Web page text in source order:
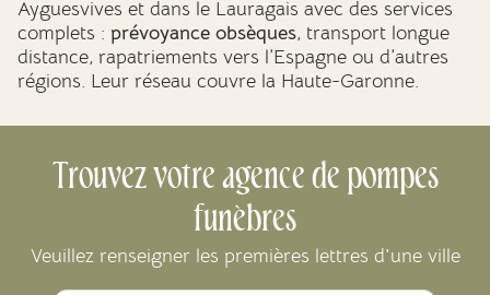
Ayguesvives et dans le Lauragais avec des services
complets : prévoyance obsèques, transport longue
distance, rapatriements vers l’Espagne ou d’autres
régions. Leur réseau couvre la Haute-Garonne.
Trouvez votre agence de pompes
funèbres
Veuillez renseigner les premières lettres d'une ville